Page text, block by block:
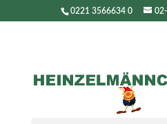
0221 3566634 0